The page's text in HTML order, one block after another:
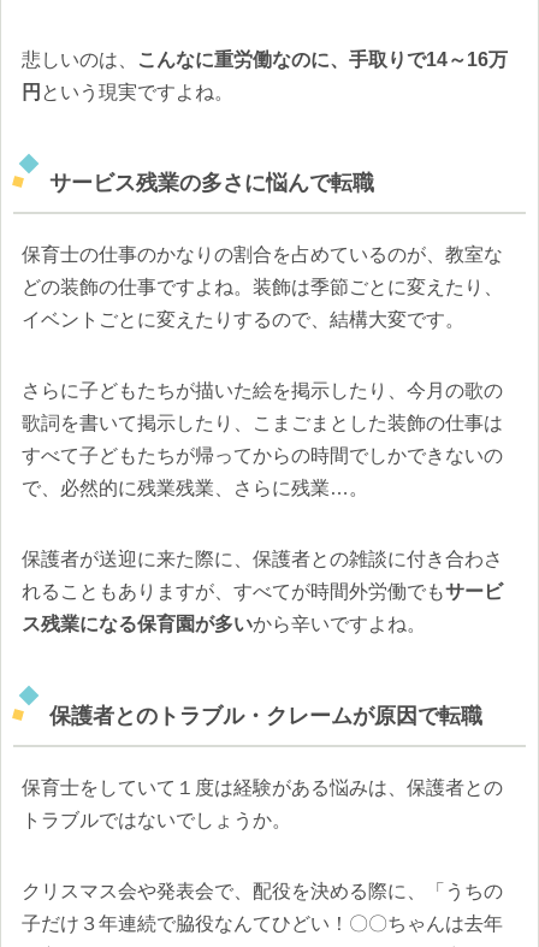
悲しいのは、
こんなに重労働なのに、手取りで14～16万
円 という現実ですよね。
サービス残業の多さに悩んで転職
保育士の仕事のかなりの割合を占めているのが、教室な
どの装飾の仕事ですよね。装飾は季節ごとに変えたり、
イベントごとに変えたりするので、結構大変です。
さらに子どもたちが描いた絵を掲示したり、今月の歌の
歌詞を書いて掲示したり、こまごまとした装飾の仕事は
すべて子どもたちが帰ってからの時間でしかできないの
で、必然的に残業残業、さらに残業…。
保護者が送迎に来た際に、保護者との雑談に付き合わさ
れることもありますが、すべてが時間外労働でもサービ
ス残業になる保育園が多いから辛いですよね。
保護者とのトラブル・クレームが原因で転職
保育士をしていて１度は経験がある悩みは、保護者との
トラブルではないでしょうか。
クリスマス会や発表会で、配役を決める際に、「うちの
子だけ３年連続で脇役なんてひどい！〇〇ちゃんは去年